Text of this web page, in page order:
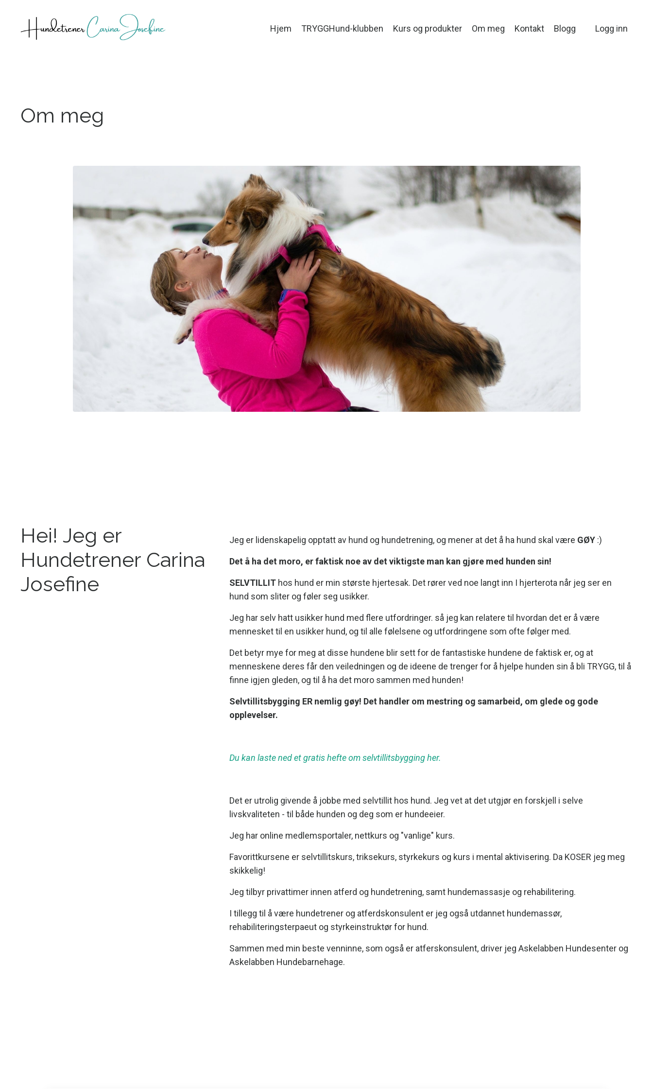
Hjem TRYGGHund-klubben Kurs og produkter Om meg Kontakt Blogg Logg inn
Om meg
Hei! Jeg er
Hundetrener Carina
Josefine
Jeg er lidenskapelig opptatt av hund og hundetrening, og mener at det å ha hund skal være GØY :)
Det å ha det moro, er faktisk noe av det viktigste man kan gjøre med hunden sin!
SELVTILLIT hos hund er min største hjertesak. Det rører ved noe langt inn I hjerterota når jeg ser en
hund som sliter og føler seg usikker.
Jeg har selv hatt usikker hund med flere utfordringer. så jeg kan relatere til hvordan det er å være
mennesket til en usikker hund, og til alle følelsene og utfordringene som ofte følger med.
Det betyr mye for meg at disse hundene blir sett for de fantastiske hundene de faktisk er, og at
menneskene deres får den veiledningen og de ideene de trenger for å hjelpe hunden sin å bli TRYGG, til å
finne igjen gleden, og til å ha det moro sammen med hunden!
Selvtillitsbygging ER nemlig gøy! Det handler om mestring og samarbeid, om glede og gode
opplevelser.
Du kan laste ned et gratis hefte om selvtillitsbygging her.
Det er utrolig givende å jobbe med selvtillit hos hund. Jeg vet at det utgjør en forskjell i selve
livskvaliteten - til både hunden og deg som er hundeeier.
Jeg har online medlemsportaler, nettkurs og "vanlige" kurs.
Favorittkursene er selvtillitskurs, triksekurs, styrkekurs og kurs i mental aktivisering. Da KOSER jeg meg
skikkelig!
Jeg tilbyr privattimer innen atferd og hundetrening, samt hundemassasje og rehabilitering.
I tillegg til å være hundetrener og atferdskonsulent er jeg også utdannet hundemassør,
rehabiliteringsterpaeut og styrkeinstruktør for hund.
Sammen med min beste venninne, som også er atferskonsulent, driver jeg Askelabben Hundesenter og
Askelabben Hundebarnehage.